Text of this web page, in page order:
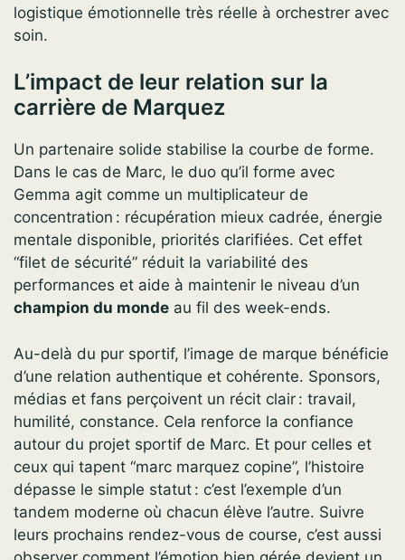
logistique émotionnelle très réelle à orchestrer avec
soin.
L’impact de leur relation sur la
carrière de Marquez
Un partenaire solide stabilise la courbe de forme.
Dans le cas de Marc, le duo qu’il forme avec
Gemma agit comme un multiplicateur de
concentration : récupération mieux cadrée, énergie
mentale disponible, priorités clarifiées. Cet effet
“filet de sécurité” réduit la variabilité des
performances et aide à maintenir le niveau d’un
champion du monde au fil des week-ends.
Au-delà du pur sportif, l’image de marque bénéficie
d’une relation authentique et cohérente. Sponsors,
médias et fans perçoivent un récit clair : travail,
humilité, constance. Cela renforce la confiance
autour du projet sportif de Marc. Et pour celles et
ceux qui tapent “marc marquez copine”, l’histoire
dépasse le simple statut : c’est l’exemple d’un
tandem moderne où chacun élève l’autre. Suivre
leurs prochains rendez-vous de course, c’est aussi